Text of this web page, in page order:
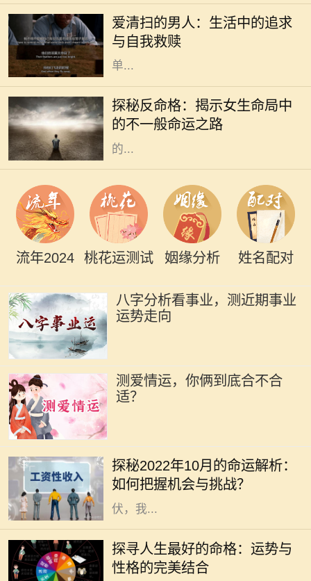
爱清扫的男人：生活中的追求
与自我救赎
注生活质量和内心的宁静。其中，有
一种特别的现象引起了我们的注意：
那些热爱清扫的男人。他们并不是简
单...
探秘反命格：揭示女生命局中
的不一般命运之路
在命理学中，命格通常是指一个人根
据其出生时间、地点所形成的命局。
然而，什么是反命格呢？简单来说，
反命格是指与传统命局形成鲜明对照
的...
流年2024 桃花运测试 姻缘分析 姓名配对
八字分析看事业，测近期事业
运势走向
测爱情运，你俩到底合不合
适？
探秘2022年10月的命运解析：
如何把握机会与挑战？
对我们的生活、工作和人际关系都有
着不可忽视的影响。2022年10月，
正值秋季的深处，各种能量此起彼
伏，我...
探寻人生最好的命格：运势与
性格的完美结合
在我们的人生旅途中，命格的好坏常
常被视为命运的关键。一个良好的命
格能够为我们带来顺遂的机遇、丰盈
的财运和良好的社会关系，但究竟什